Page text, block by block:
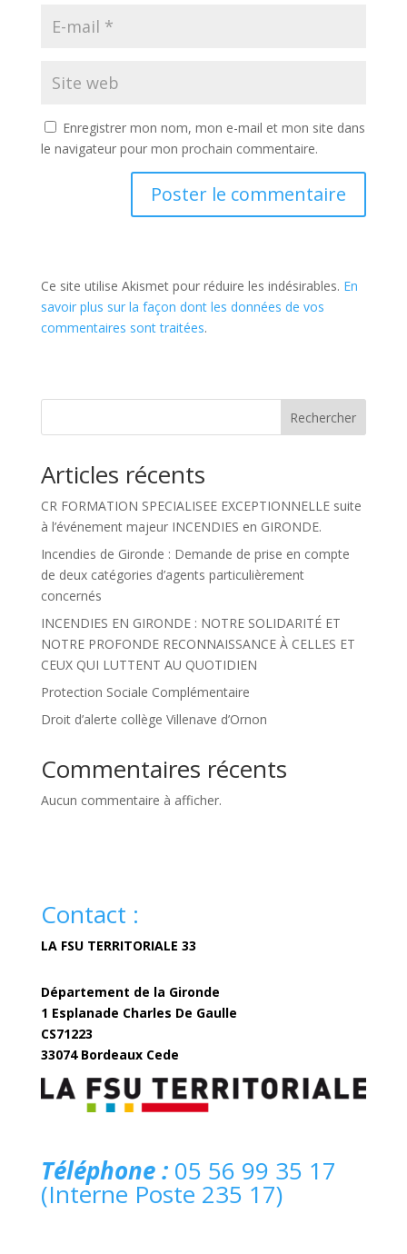
Enregistrer mon nom, mon e-mail et mon site dans
le navigateur pour mon prochain commentaire.
Ce site utilise Akismet pour réduire les indésirables. En
savoir plus sur la façon dont les données de vos
commentaires sont traitées.
Rechercher
Articles récents
CR FORMATION SPECIALISEE EXCEPTIONNELLE suite
à l’événement majeur INCENDIES en GIRONDE.
Incendies de Gironde : Demande de prise en compte
de deux catégories d’agents particulièrement
concernés
INCENDIES EN GIRONDE : NOTRE SOLIDARITÉ ET
NOTRE PROFONDE RECONNAISSANCE À CELLES ET
CEUX QUI LUTTENT AU QUOTIDIEN
Protection Sociale Complémentaire
Droit d’alerte collège Villenave d’Ornon
Commentaires récents
Aucun commentaire à afficher.
Contact :
LA FSU TERRITORIALE 33
Département de la Gironde
1 Esplanade Charles De Gaulle
CS71223
33074 Bordeaux Cede
Téléphone :05 56 99 35 17
(Interne Poste 235 17)